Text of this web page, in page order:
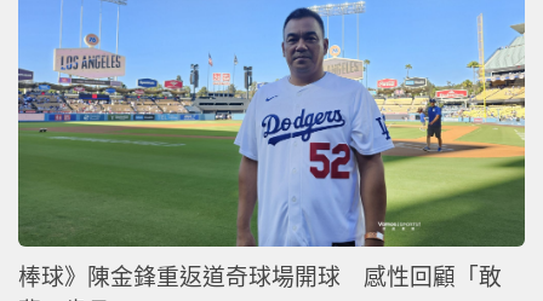
棒球》陳金鋒重返道奇球場開球 感性回顧「敢